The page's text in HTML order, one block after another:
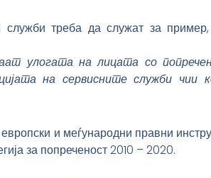
треба да служат за
улогата на лицата со
на сервисните служби чии
и меѓународни правни
за попреченост 2010 – 2020.